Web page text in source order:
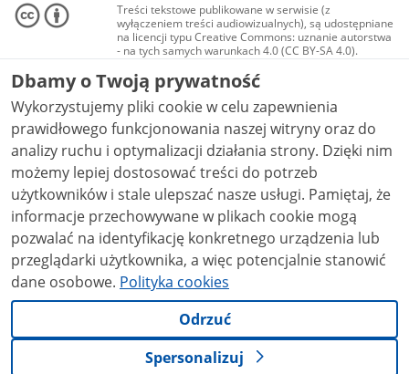
Treści tekstowe publikowane w serwisie (z
wyłączeniem treści audiowizualnych), są udostępniane
na licencji typu Creative Commons: uznanie autorstwa
- na tych samych warunkach 4.0 (CC BY-SA 4.0).
Materiały audiowizualne, w tym zdjęcia, materiały
audio i wideo, są udostępniane na licencji typu
Creative Commons: uznanie autorstwa użycie
niekomercyjne - bez utworów zależnych 4.0 (CC BY-
NC-ND 4.0), o ile nie jest to stwierdzone inaczej.
Dbamy o Twoją prywatność
Wykorzystujemy pliki cookie w celu zapewnienia
prawidłowego funkcjonowania naszej witryny oraz do
analizy ruchu i optymalizacji działania strony. Dzięki nim
możemy lepiej dostosować treści do potrzeb
użytkowników i stale ulepszać nasze usługi. Pamiętaj, że
informacje przechowywane w plikach cookie mogą
pozwalać na identyfikację konkretnego urządzenia lub
przeglądarki użytkownika, a więc potencjalnie stanowić
dane osobowe. Polityka cookies
Odrzuć
Spersonalizuj